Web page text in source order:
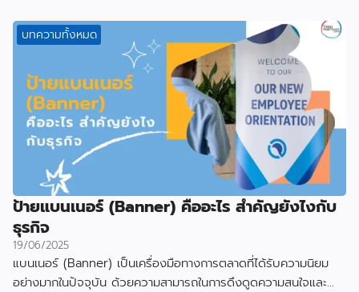
บทความทั้งหมด
ป้ายแบนเนอร์ (Banner) คืออะไร สำคัญยังไงกับ
ธุรกิจ
19/06/2025
แบนเนอร์ (Banner) เป็นเครื่องมือทางการตลาดที่ได้รับความนิยม
อย่างมากในปัจจุบัน ด้วยความสามารถในการดึงดูดความสนใจและ